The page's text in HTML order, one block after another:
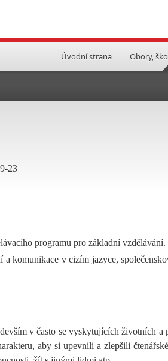
Úvodní strana Obory,
23
programu pro základní vzdělávání.
komunikace v cizím jazyce,
v často se vyskytujících životních
aby si upevnili a zlepšili